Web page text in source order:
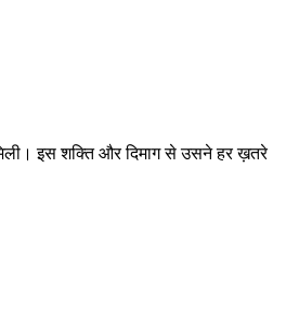
इस शक्ति और दिमाग से उसने हर ख़तरे